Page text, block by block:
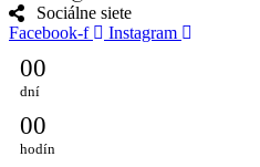
Sociálne siete
Facebook-f
Instagram
00
dní
00
hodín